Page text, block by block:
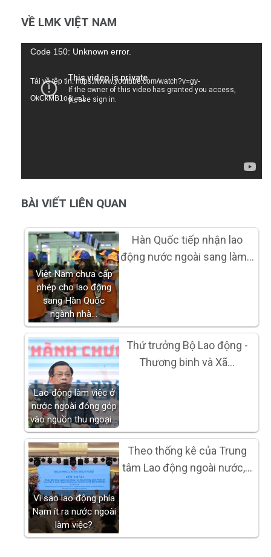
VỀ LMK VIỆT NAM
Trình
Video
Code 150: Unknown error.
Tải về tệp tin: https://www.youtube.com/watch?v=gy-
OkCkMB1o&_=1
BÀI VIẾT LIÊN QUAN
Việt Nam chưa cấp
phép cho lao động
sang Hàn Quốc
ngành nhà…
Hàn Quốc tiếp nhận lao
động nước ngoài sang làm…
Lao động làm việc ở
nước ngoài đóng góp
vào nguồn thu ngoại…
Thứ trưởng Bộ Lao động -
Thương binh và Xã…
Vì sao lao động phía
Nam ít ra nước ngoài
làm việc?
Theo thống kê của Trung
tâm Lao động ngoài nước,…